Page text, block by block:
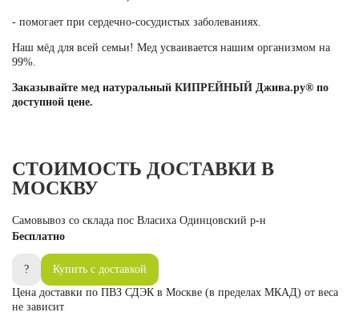
- помогает при сердечно-сосудистых заболеваниях.
Наш мёд для всей семьи! Мед усваивается нашим организмом на
99%.
Заказывайте мед натуральный КИПРЕЙНЫЙ Джива.ру® по
доступной цене.
СТОИМОСТЬ ДОСТАВКИ В
МОСКВУ
Самовывоз со склада пос Власиха Одинцовский р-н
Бесплатно
?
Купить с доставкой
Цена доставки по ПВЗ СДЭК в Москве (в пределах МКАД) от веса
не зависит